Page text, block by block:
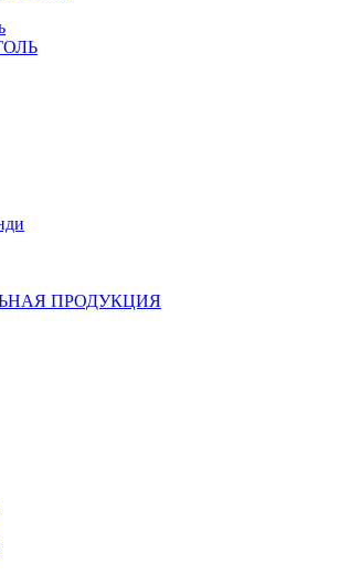
ПРОДУКЦИЯ